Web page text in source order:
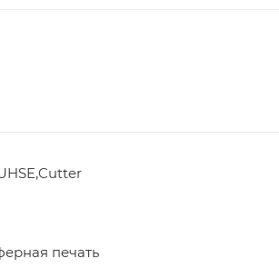
печать